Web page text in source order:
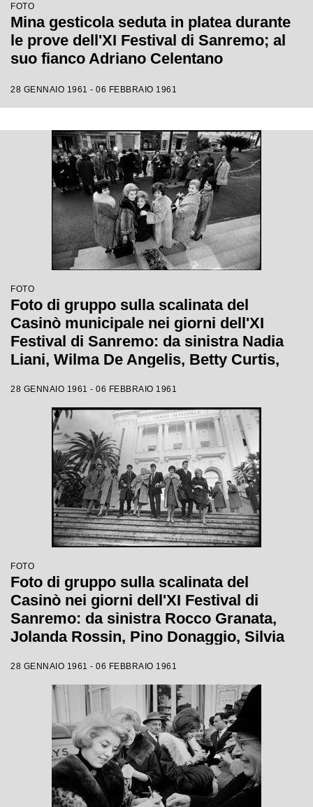
FOTO
Mina gesticola seduta in platea durante
le prove dell'XI Festival di Sanremo; al
suo fianco Adriano Celentano
28 GENNAIO 1961 - 06 FEBBRAIO 1961
FOTO
Foto di gruppo sulla scalinata del
Casinò municipale nei giorni dell'XI
Festival di Sanremo: da sinistra Nadia
Liani, Wilma De Angelis, Betty Curtis,
Mazzetti
28 GENNAIO 1961 - 06 FEBBRAIO 1961
FOTO
Foto di gruppo sulla scalinata del
Casinò nei giorni dell'XI Festival di
Sanremo: da sinistra Rocco Granata,
Jolanda Rossin, Pino Donaggio, Silvia
Renis e Betty Curtis
28 GENNAIO 1961 - 06 FEBBRAIO 1961